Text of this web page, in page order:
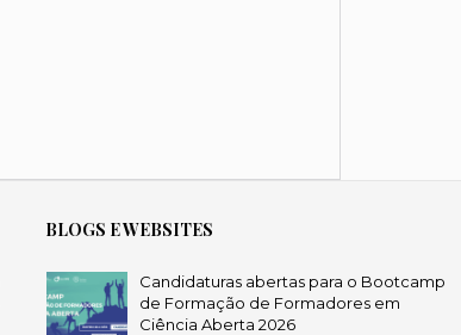
BLOGS E WEBSITES
Candidaturas abertas para o Bootcamp
de Formação de Formadores em
Ciência Aberta 2026